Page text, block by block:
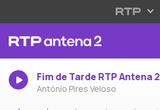
Fim de Tarde RTP Antena 2
António Pires Veloso